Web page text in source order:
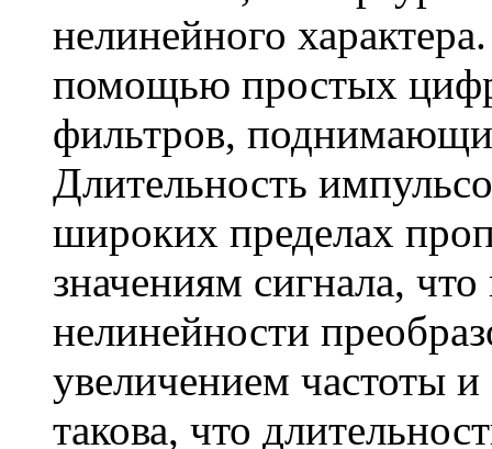
нелинейного
помощью простых
фильтров,
Длительность
широких пределах
значениям сигнала,
нелинейности
увеличением частоты
такова, что